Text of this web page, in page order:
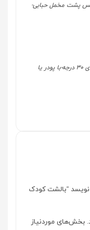
پشت مخمل حبابی-
قابل شست و شو با دست و ماشین-دمای 30 درجه-با پودر یا
“بالشت کودک
بخش‌های موردنیاز